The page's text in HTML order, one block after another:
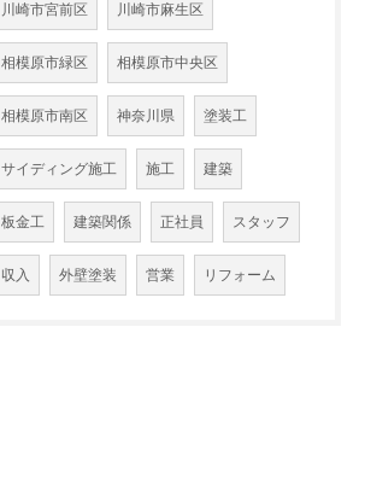
川崎市宮前区 川崎市麻生区
相模原市緑区 相模原市中央区
相模原市南区 神奈川県 塗装工
サイディング施工 施工 建築
板金工 建築関係 正社員 スタッフ
収入 外壁塗装 営業 リフォーム